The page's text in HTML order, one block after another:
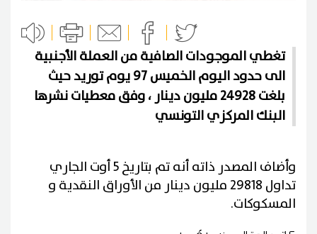
تغطي الموجودات الصافية من العملة الأجنبية
الى حدود اليوم الخميس 97 يوم توريد حيث
بلغت 24928 مليون دينار ، وفق معطيات نشرها
البنك المركزي التونسي
وأضاف المصدر ذاته أنه تم بتاريخ 5 أوت الجاري
تداول 29818 مليون دينار من الأوراق النقدية و
المسكوكات.